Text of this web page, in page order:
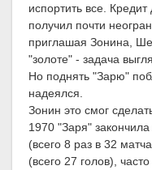
испортить все.
получил почти
приглашая Зонина,
"золоте" - задача
Но поднять "Зарю"
надеялся.
Зонин это смог
1970 "Заря"
(всего 8 раз в 32
(всего 27 голов),